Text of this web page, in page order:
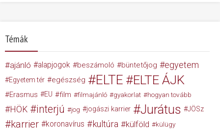
Témák
ajánló alapjogok beszámoló büntetőjog egyetem
Egyetem tér egészség ELTE ELTE ÁJK
Erasmus EU film filmajánló gyakorlat hogyan tovább
HÖK interjú jog jogászi karrier Jurátus JÖSz
karrier koronavírus kultúra külföld külügy